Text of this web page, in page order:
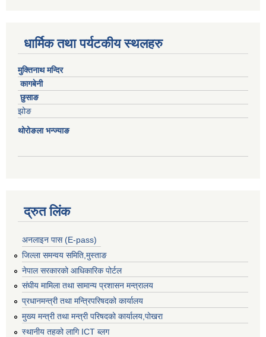
धार्मिक तथा पर्यटकीय स्थलहरु
मुक्तिनाथ मन्दिर
कागबेनी
छुसाङ
झोङ
थोरोङला भन्ज्याङ
द्रुत लिंक
अनलाइन पास (E-pass)
जिल्ला समन्वय समिति,मुस्ताङ
नेपाल सरकारको आधिकारिक पोर्टल
संघीय मामिला तथा सामान्य प्रशासन मन्त्रालय
प्रधानमन्त्री तथा मन्त्रिपरिषदको कार्यालय
मुख्य मन्त्री तथा मन्त्री परिषदको कार्यालय,पोखरा
स्थानीय तहको लागि ICT ब्लग